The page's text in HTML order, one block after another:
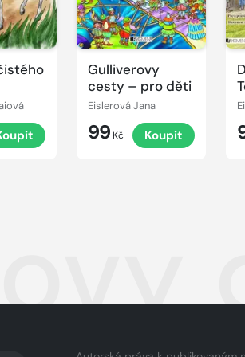
Gulliverovy
cesty – pro děti
Eislerová Jana
99 Kč Koupit